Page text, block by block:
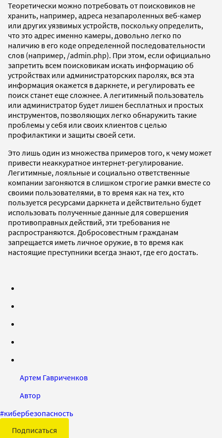
Теоретически можно потребовать от поисковиков не
хранить, например, адреса незапароленных веб-камер
или других уязвимых устройств, поскольку определить,
что это адрес именно камеры, довольно легко по
наличию в его коде определенной последовательности
слов (например, /admin.php). При этом, если официально
запретить всем поисковикам искать информацию об
устройствах или администраторских паролях, вся эта
информация окажется в даркнете, и регулировать ее
поиск станет еще сложнее. А легитимный пользователь
или администратор будет лишен бесплатных и простых
инструментов, позволяющих легко обнаружить такие
проблемы у себя или своих клиентов с целью
профилактики и защиты своей сети.
Это лишь один из множества примеров того, к чему может
привести неаккуратное интернет-регулирование.
Легитимные, лояльные и социально ответственные
компании загоняются в слишком строгие рамки вместе со
своими пользователями, в то время как на тех, кто
пользуется ресурсами даркнета и действительно будет
использовать полученные данные для совершения
противоправных действий, эти требования не
распространяются. Добросовестным гражданам
запрещается иметь личное оружие, в то время как
настоящие преступники всегда знают, где его достать.
Артем Гавриченков
Автор
#кибербезопасность
Подписаться